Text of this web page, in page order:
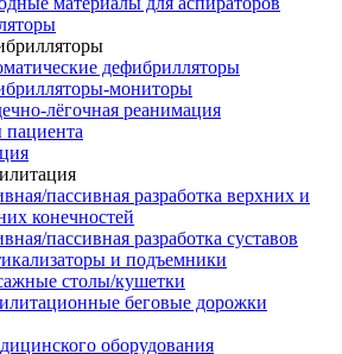
дефибрилляторы
мониторы
лёгочная реанимация
пассивная разработка верхних и
конечностей
пассивная разработка суставов
и подъемники
столы/кушетки
беговые дорожки
оборудования